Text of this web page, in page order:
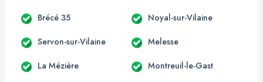
Brécé 35 Noyal-sur-Vilaine
Servon-sur-Vilaine Melesse
La Mézière Montreuil-le-Gast